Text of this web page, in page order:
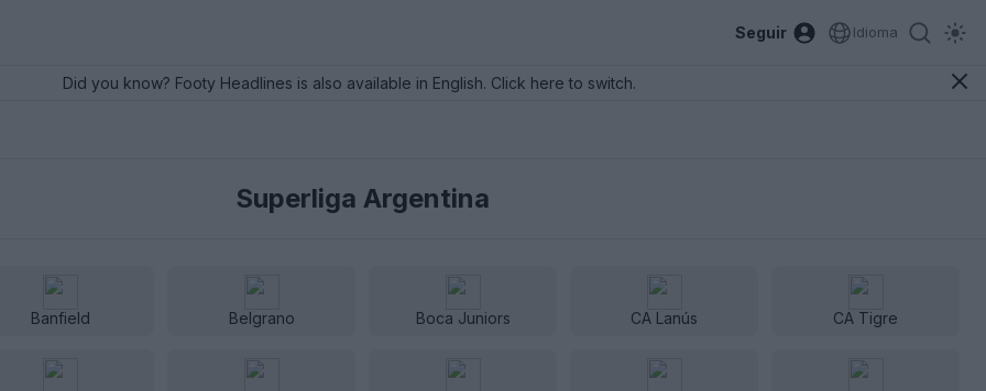
Seguir Idioma
Did you know? Footy Headlines is also available in English. Click here to switch.
Superliga Argentina
Banfield Belgrano Boca Juniors CA Lanús CA Tigre